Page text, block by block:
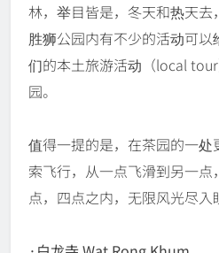
林，举目皆是，冬天和热天
胜狮公园内有不少的活动可
们的本土旅游活动（local
园。
值得一提的是，在茶园的一
索飞行，从一点飞滑到另一
点，四点之内，无限风光尽入